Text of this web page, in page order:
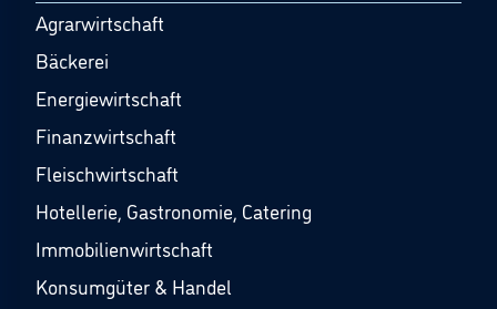
Agrarwirtschaft
Bäckerei
Energiewirtschaft
Finanzwirtschaft
Fleischwirtschaft
Hotellerie, Gastronomie, Catering
Immobilienwirtschaft
Konsumgüter & Handel